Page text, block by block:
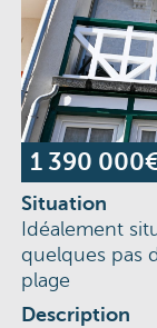
1 390
Situation
Idéalement
quelques pas
plage
Description